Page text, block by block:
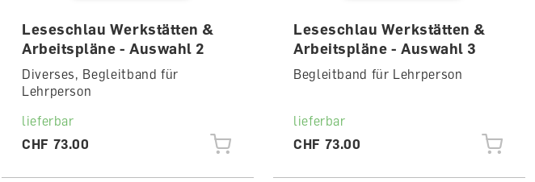
Leseschlau Werkstätten &
Arbeitspläne - Auswahl 2
Diverses, Begleitband für
Lehrperson
lieferbar
CHF 73.00
Leseschlau Werkstätten &
Arbeitspläne - Auswahl 3
Begleitband für Lehrperson
lieferbar
CHF 73.00